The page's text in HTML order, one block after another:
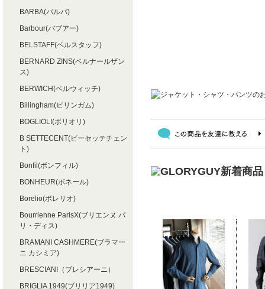
BARBA(バルバ)
Barbour(バブアー)
BELSTAFF(ベルスタッフ)
BERNARD ZINS(ベルナールザン
ス)
BERWICH(ベルウィッチ)
Billingham(ビリンガム)
BOGLIOLI(ボリオリ)
B SETTECENT(ビーセッテチェン
ト)
Bonfil(ボンフィル)
BONHEUR(ボネール)
Borelio(ボレリオ)
Bourrienne ParisX(ブリエンヌ パ
リ・ディス)
BRAMANI CASHMERE(ブラマー
ニ カシミア)
BRESCIANI（ブレシアーニ）
BRIGLIA 1949(ブリリア1949)